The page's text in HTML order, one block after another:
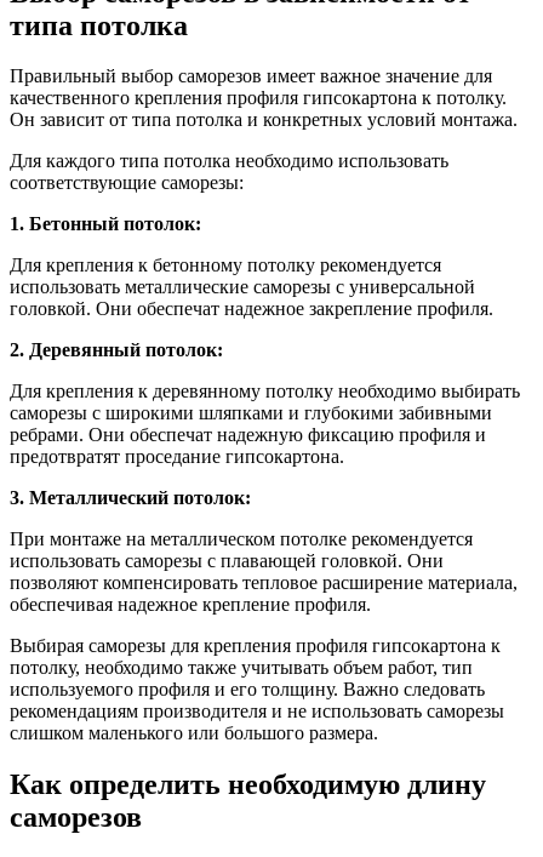
типа потолка
Правильный выбор саморезов имеет важное значение для
качественного крепления профиля гипсокартона к потолку.
Он зависит от типа потолка и конкретных условий монтажа.
Для каждого типа потолка необходимо использовать
соответствующие саморезы:
1. Бетонный потолок:
Для крепления к бетонному потолку рекомендуется
использовать металлические саморезы с универсальной
головкой. Они обеспечат надежное закрепление профиля.
2. Деревянный потолок:
Для крепления к деревянному потолку необходимо выбирать
саморезы с широкими шляпками и глубокими забивными
ребрами. Они обеспечат надежную фиксацию профиля и
предотвратят проседание гипсокартона.
3. Металлический потолок:
При монтаже на металлическом потолке рекомендуется
использовать саморезы с плавающей головкой. Они
позволяют компенсировать тепловое расширение материала,
обеспечивая надежное крепление профиля.
Выбирая саморезы для крепления профиля гипсокартона к
потолку, необходимо также учитывать объем работ, тип
используемого профиля и его толщину. Важно следовать
рекомендациям производителя и не использовать саморезы
слишком маленького или большого размера.
Как определить необходимую длину
саморезов